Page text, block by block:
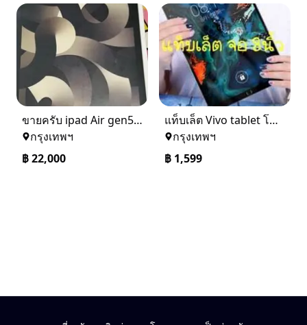
ขายครับ ipad Air gen5 wifi+cellular 64G สี starlight ของใหม่ยังไม่ได้แกะ
กรุงเทพฯ
฿22,000
แท็บเล็ต Vivo tablet โทรได้ ราคาถูก จัดส่งฟรี คะแนนรีวิว 4.5 ถือว่าสูง
กรุงเทพฯ
฿ 1,599